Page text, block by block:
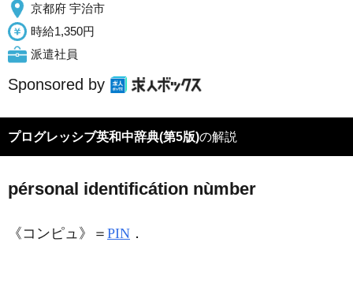
京都府 宇治市
時給1,350円
派遣社員
Sponsored by
プログレッシブ英和中辞典(第5版)の解説
pérsonal identificátion nùmber
《コンピュ》 ＝ PIN ．